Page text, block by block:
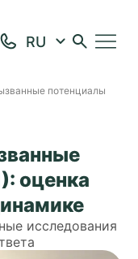
потенциалы
оценка
исследования